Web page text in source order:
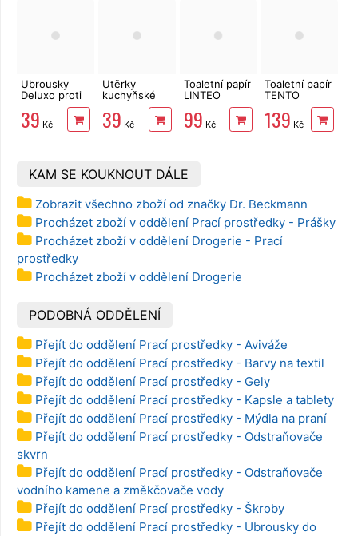
Ubrousky
Deluxo proti
zabarvení
prádla 20 ks
39 Kč
Utěrky
kuchyňské
Clean
2vrstvé, 4
39 Kč
Toaletní papír
LINTEO
3vrstvý 16
rolí, 240 m
99 Kč
Toaletní papír
TENTO
Delicate
3vrstvý 24
139 Kč
KAM SE KOUKNOUT DÁLE
Zobrazit všechno zboží od značky Dr. Beckmann
Procházet zboží v oddělení Prací prostředky - Prášky
Procházet zboží v oddělení Drogerie - Prací
prostředky
Procházet zboží v oddělení Drogerie
PODOBNÁ ODDĚLENÍ
Přejít do oddělení Prací prostředky - Aviváže
Přejít do oddělení Prací prostředky - Barvy na textil
Přejít do oddělení Prací prostředky - Gely
Přejít do oddělení Prací prostředky - Kapsle a tablety
Přejít do oddělení Prací prostředky - Mýdla na praní
Přejít do oddělení Prací prostředky - Odstraňovače
skvrn
Přejít do oddělení Prací prostředky - Odstraňovače
vodního kamene a změkčovače vody
Přejít do oddělení Prací prostředky - Škroby
Přejít do oddělení Prací prostředky - Ubrousky do